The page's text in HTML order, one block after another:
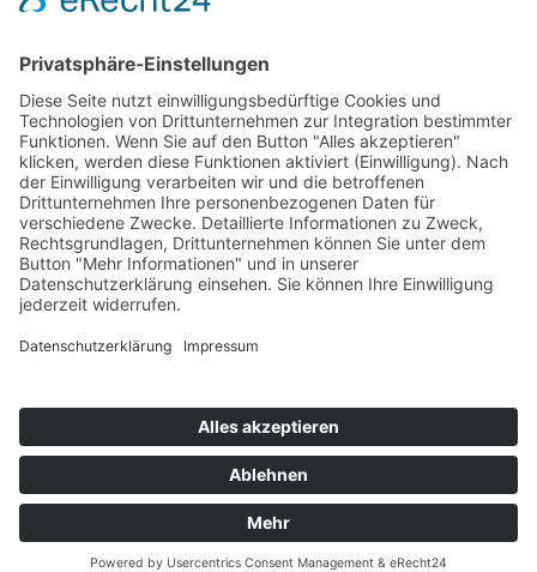
Nationale Kooperationen
L.E.V.
Nachlese
Soziales Engagement
Materialien und Links
Personen
Kontakt
ÖKOLOG/PILGRIM
Aktuelles
Materialien & Links
Landes-ARGE-Lehrer:innengesundheit
PHDL-Chor
Improtheater
Kapelle
Weiße Galerie
Aktuelles
Veranstaltungen
Stellenausschreibungen